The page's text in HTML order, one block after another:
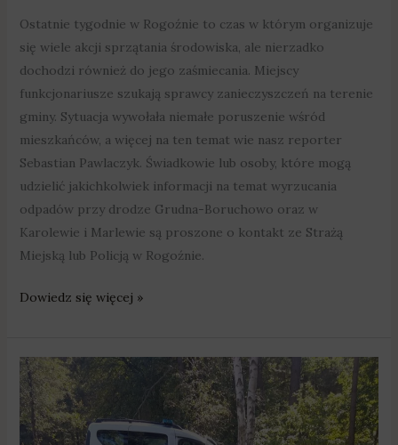
Ostatnie tygodnie w Rogoźnie to czas w którym organizuje
się wiele akcji sprzątania środowiska, ale nierzadko
dochodzi również do jego zaśmiecania. Miejscy
funkcjonariusze szukają sprawcy zanieczyszczeń na terenie
gminy. Sytuacja wywołała niemałe poruszenie wśród
mieszkańców, a więcej na ten temat wie nasz reporter
Sebastian Pawlaczyk. Świadkowie lub osoby, które mogą
udzielić jakichkolwiek informacji na temat wyrzucania
odpadów przy drodze Grudna-Boruchowo oraz w
Karolewie i Marlewie są proszone o kontakt ze Strażą
Miejską lub Policją w Rogoźnie.
Dowiedz się więcej »
Kto
zaśmieca
Rogoźno